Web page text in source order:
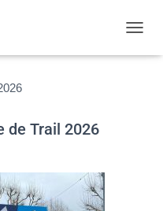
de Trail 2026